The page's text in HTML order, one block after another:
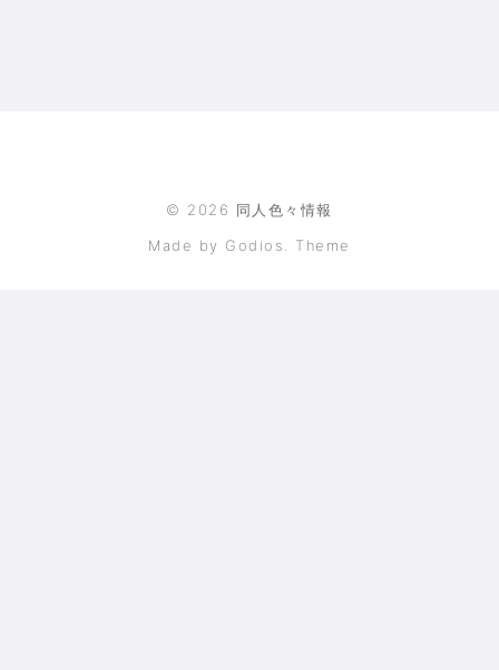
© 2026 同人色々情報
Made by Godios. Theme